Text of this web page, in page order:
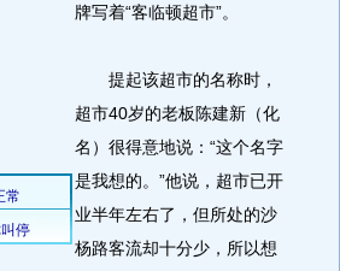
牌写着“客临顿超市”。
提起该超市的名称时，
超市40岁的老板陈建新（化
名）很得意地说：“这个名字
是我想的。”他说，超市已开
业半年左右了，但所处的沙
杨路客流却十分少，所以想